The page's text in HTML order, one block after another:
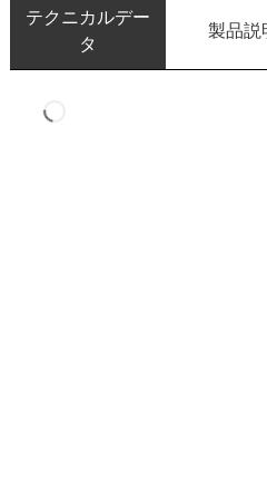
テクニカルデー
タ
製品説